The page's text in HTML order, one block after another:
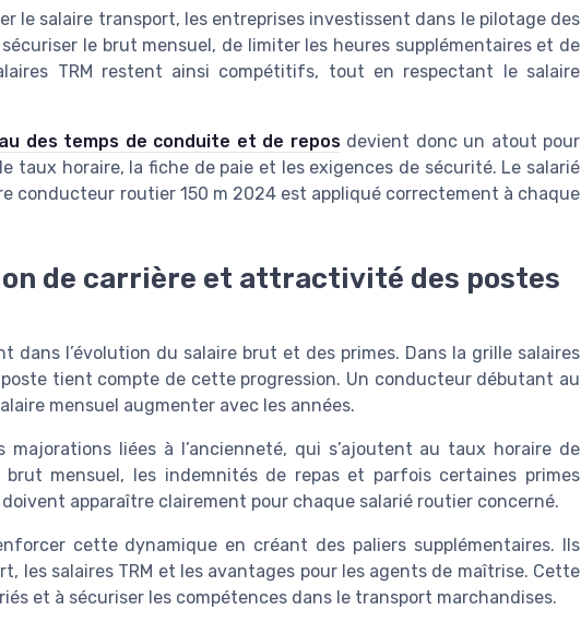
le salaire transport, les entreprises investissent dans le pilotage des
le brut mensuel, de limiter les heures supplémentaires et de
TRM restent ainsi compétitifs, tout en respectant le salaire
des temps de conduite et de reposdevient donc un atout pour
taux horaire, la fiche de paie et les exigences de sécurité. Le salarié
conducteur routier 150 m 2024 est appliqué correctement à chaque
de carrière et attractivité des postes
dans l’évolution du salaire brut et des primes. Dans la grille salaires
tient compte de cette progression. Un conducteur débutant au
mensuel augmenter avec les années.
liées à l’ancienneté, qui s’ajoutent au taux horaire de
mensuel, les indemnités de repas et parfois certaines primes
apparaître clairement pour chaque salarié routier concerné.
cette dynamique en créant des paliers supplémentaires. Ils
les salaires TRM et les avantages pour les agents de maîtrise. Cette
et à sécuriser les compétences dans le transport marchandises.